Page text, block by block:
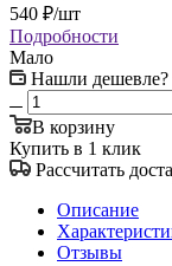
540 ₽/шт
Подробности
Мало
Нашли дешевле?
В корзину
Купить в 1 клик
Рассчитать
Описание
Отзывы